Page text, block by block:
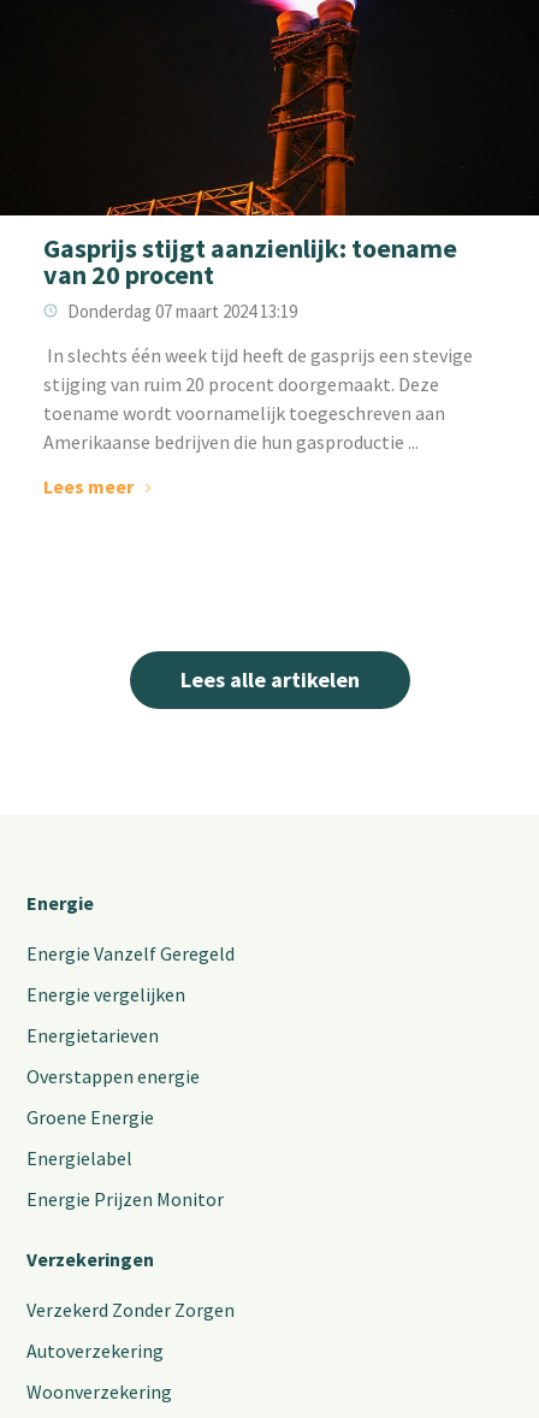
Gasprijs stijgt aanzienlijk: toename
van 20 procent
Donderdag 07 maart 2024 13:19
‌ In slechts één week tijd heeft de gasprijs een stevige
stijging van ruim 20 procent doorgemaakt. Deze
toename wordt voornamelijk toegeschreven aan
Amerikaanse bedrijven die hun gasproductie ...
Lees meer
Lees alle artikelen
Energie
Energie Vanzelf Geregeld
Energie vergelijken
Energietarieven
Overstappen energie
Groene Energie
Energielabel
Energie Prijzen Monitor
Verzekeringen
Verzekerd Zonder Zorgen
Autoverzekering
Woonverzekering